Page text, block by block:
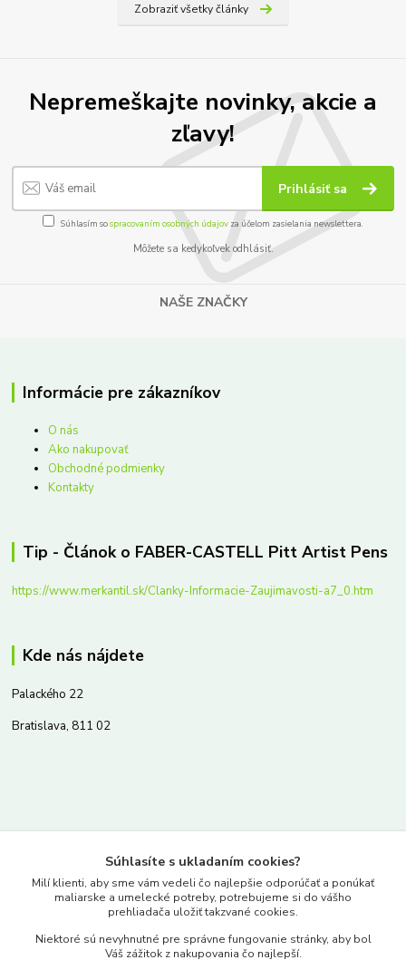
Zobraziť všetky články
Nepremeškajte novinky, akcie a
zľavy!
Prihlásiť sa
Súhlasím sospracovaním osobných údajov za účelom zasielania newslettera.
Môžete sa kedykoľvek odhlásiť.
NAŠE ZNAČKY
Informácie pre zákazníkov
O nás
Ako nakupovať
Obchodné podmienky
Kontakty
Tip - Článok o FABER-CASTELL Pitt Artist Pens
https://www.merkantil.sk/Clanky-Informacie-Zaujimavosti-a7_0.htm
Kde nás nájdete
Palackého 22
Bratislava, 811 02
www.merkantil.sk
Pondelok-Piatok: 9.00-17.00hod.
Súhlasíte s ukladaním cookies?
Milí klienti, aby sme vám vedeli čo najlepšie odporúčať a ponúkať
maliarske a umelecké potreby, potrebujeme si do vášho
prehliadača uložiť takzvané cookies.
Niektoré sú nevyhnutné pre správne fungovanie stránky, aby bol
Váš zážitok z nakupovania čo najlepší.